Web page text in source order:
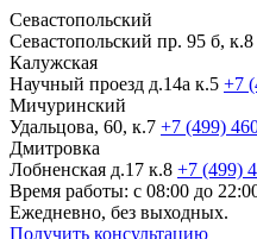
Севастопольский
Севастопольский пр. 95 б, к.8
Калужская
Научный проезд д.14а к.5 +7
Мичуринский
Удальцова, 60, к.7 +7 (499)
Дмитровка
Лобненская д.17 к.8 +7 (499)
Время работы: с 08:00 до
Ежедневно, без выходных.
Получить консультацию